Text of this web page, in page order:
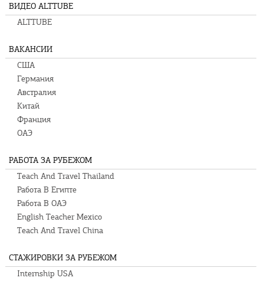
ВИДЕО ALTTUBE
ALTTUBE
ВАКАНСИИ
США
Германия
Австралия
Китай
Франция
ОАЭ
РАБОТА ЗА РУБЕЖОМ
Teach And Travel Thailand
Работа В Египте
Работа В ОАЭ
English Teacher Mexico
Teach And Travel China
СТАЖИРОВКИ ЗА РУБЕЖОМ
Internship USA